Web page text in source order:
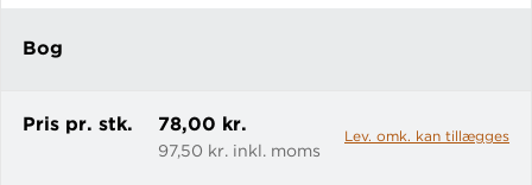
bøgerne til 1. klasse b
Bog
Pris pr. stk. 78,00 kr.
97,50 kr. inkl. moms
Lev. omk. kan tillægges